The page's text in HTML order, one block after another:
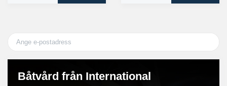
Båtvård från International